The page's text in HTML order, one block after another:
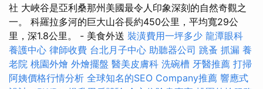
社 大峽谷是亞利桑那州美國最令人印象深刻的自然奇觀之
一。 科羅拉多河的巨大山谷長約450公里，平均寬29公
里，深1.8公里。 - 美食外送 裝潢費用一坪多少 龍潭眼科
養護中心 律師收費 台北月子中心 助聽器公司 跳蚤 抓漏 養
老院 桃園外燴 外燴擺盤 醫美皮膚科 洗碗槽 牙醫推薦 打掃
阿姨價格行情分析 全球知名的SEO Company推薦 響應式